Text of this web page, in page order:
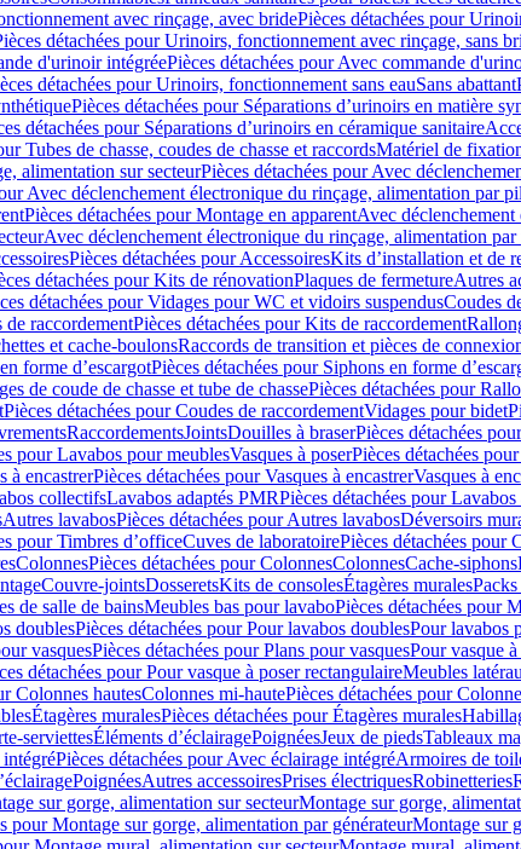
avec rinçage, avec bridePièces détachées pour
détachées pour Urinoirs, fonctionnement avec rinçage, sans
d'urinoir intégréePièces détachées pour Avec commande
détachées pour Urinoirs, fonctionnement sans eauSans abattant
Pièces détachées pour Séparations d’urinoirs en matière
détachées pour Séparations d’urinoirs en céramique sanitaire
Tubes de chasse, coudes de chasse et raccordsMatériel de
alimentation sur secteurPièces détachées pour Avec
Avec déclenchement électronique du rinçage, alimentation par
Pièces détachées pour Montage en apparentAvec
Avec déclenchement électronique du rinçage, alimentation par
Pièces détachées pour AccessoiresKits d’installation et de
détachées pour Kits de rénovationPlaques de fermetureAutres
détachées pour Vidages pour WC et vidoirs suspendusCoudes
de raccordementPièces détachées pour Kits de raccordement
et cache-boulonsRaccords de transition et pièces de
forme d’escargotPièces détachées pour Siphons en forme
de coude de chasse et tube de chassePièces détachées pour
Pièces détachées pour Coudes de raccordementVidages pour bidet
RaccordementsJointsDouilles à braserPièces détachées
pour Lavabos pour meublesVasques à poserPièces détachées
à encastrerPièces détachées pour Vasques à encastrerVasques à
collectifsLavabos adaptés PMRPièces détachées pour
Autres lavabosPièces détachées pour Autres lavabosDéversoirs
pour Timbres dʼofficeCuves de laboratoirePièces détachées pour
ColonnesPièces détachées pour ColonnesColonnesCache-siphons
Couvre-jointsDosseretsKits de consolesÉtagères murales
de salle de bainsMeubles bas pour lavaboPièces détachées pour
doublesPièces détachées pour Pour lavabos doublesPour lavabos
vasquesPièces détachées pour Plans pour vasquesPour vasque
détachées pour Pour vasque à poser rectangulaireMeubles
Colonnes hautesColonnes mi-hautePièces détachées pour
Étagères muralesPièces détachées pour Étagères murales
serviettesÉléments d’éclairagePoignéesJeux de piedsTableaux
Pièces détachées pour Avec éclairage intégréArmoires de
PoignéesAutres accessoiresPrises électriquesRobinetteries
sur gorge, alimentation sur secteurMontage sur gorge,
pour Montage sur gorge, alimentation par générateurMontage sur